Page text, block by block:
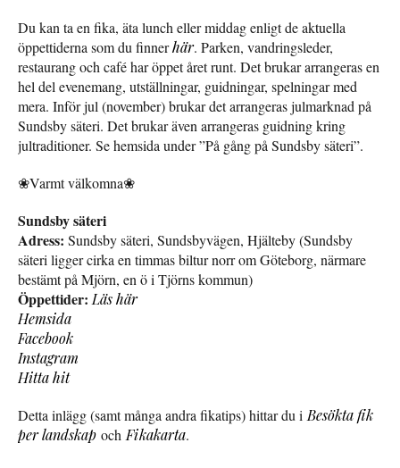
Du kan ta en fika, äta lunch eller middag enligt de aktuella
öppettiderna som du finnerhär. Parken, vandringsleder,
restaurang och café har öppet året runt. Det brukar arrangeras en
hel del evenemang, utställningar, guidningar, spelningar med
mera. Inför jul (november) brukar det arrangeras julmarknad på
Sundsby säteri. Det brukar även arrangeras guidning kring
jultraditioner. Se hemsida under ”På gång på Sundsby säteri”.
❀Varmt välkomna❀
Sundsby säteri
Adress: Sundsby säteri, Sundsbyvägen, Hjälteby (Sundsby
säteri ligger cirka en timmas biltur norr om Göteborg, närmare
bestämt på Mjörn, en ö i Tjörns kommun)
Öppettider:Läs här
Hemsida
Facebook
Instagram
Hitta hit
Detta inlägg (samt många andra fikatips) hittar du i Besökta fik
per landskap och Fikakarta.